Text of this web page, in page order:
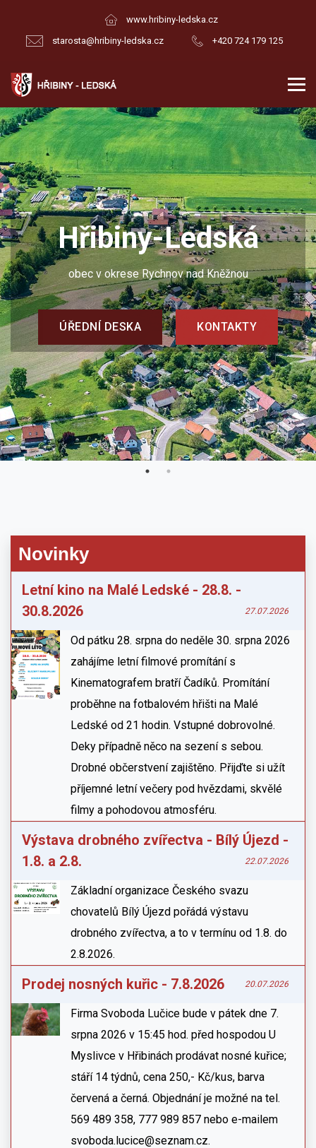
www.hribiny-ledska.cz
starosta@hribiny-ledska.cz
+420 724 179 125
Hřibiny-Ledská
obec v okrese Rychnov nad Kněžnou
ÚŘEDNÍ DESKA KONTAKTY
Novinky
Letní kino na Malé Ledské - 28.8. -
30.8.2026
27.07.2026
Od pátku 28. srpna do neděle 30. srpna 2026
zahájíme letní filmové promítání s
Kinematografem bratří Čadíků. Promítání
proběhne na fotbalovém hřišti na Malé
Ledské od 21 hodin. Vstupné dobrovolné.
Deky případně něco na sezení s sebou.
Drobné občerstvení zajištěno. Přijďte si užít
příjemné letní večery pod hvězdami, skvělé
filmy a pohodovou atmosféru.
Výstava drobného zvířectva - Bílý Újezd -
1.8. a 2.8.
22.07.2026
Základní organizace Českého svazu
chovatelů Bílý Újezd pořádá výstavu
drobného zvířectva, a to v termínu od 1.8. do
2.8.2026.
Prodej nosných kuřic - 7.8.2026 20.07.2026
Firma Svoboda Lučice bude v pátek dne 7.
srpna 2026 v 15:45 hod. před hospodou U
Myslivce v Hřibinách prodávat nosné kuřice;
stáří 14 týdnů, cena 250,- Kč/kus, barva
červená a černá. Objednání je možné na tel.
569 489 358, 777 989 857 nebo e-mailem
svoboda.lucice@seznam.cz.